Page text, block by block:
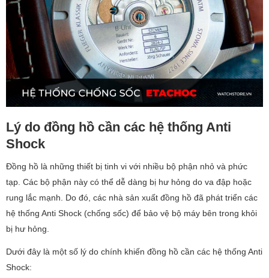
Lý do đồng hồ cần các hệ thống Anti
Shock
Đồng hồ là những thiết bị tinh vi với nhiều bộ phận nhỏ và phức
tạp. Các bộ phận này có thể dễ dàng bị hư hỏng do va đập hoặc
rung lắc mạnh. Do đó, các nhà sản xuất đồng hồ đã phát triển các
hệ thống Anti Shock (chống sốc) để bảo vệ bộ máy bên trong khỏi
bị hư hỏng.
Dưới đây là một số lý do chính khiến đồng hồ cần các hệ thống Anti
Shock: